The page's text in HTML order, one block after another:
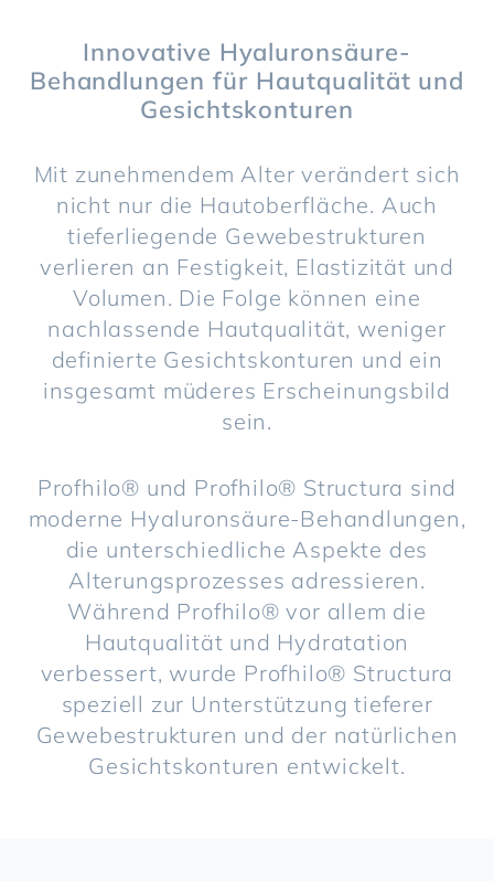
Innovative Hyaluronsäure-
Behandlungen für Hautqualität und
Gesichtskonturen
Mit zunehmendem Alter verändert sich
nicht nur die Hautoberfläche. Auch
tieferliegende Gewebestrukturen
verlieren an Festigkeit, Elastizität und
Volumen. Die Folge können eine
nachlassende Hautqualität, weniger
definierte Gesichtskonturen und ein
insgesamt müderes Erscheinungsbild
sein.
Profhilo® und Profhilo® Structura sind
moderne Hyaluronsäure-Behandlungen,
die unterschiedliche Aspekte des
Alterungsprozesses adressieren.
Während Profhilo® vor allem die
Hautqualität und Hydratation
verbessert, wurde Profhilo® Structura
speziell zur Unterstützung tieferer
Gewebestrukturen und der natürlichen
Gesichtskonturen entwickelt.